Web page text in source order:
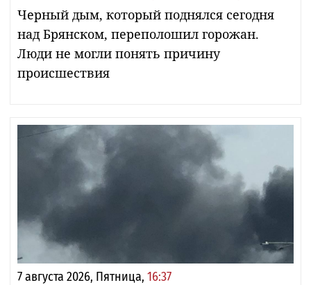
Черный дым, который поднялся сегодня
над Брянском, переполошил горожан.
Люди не могли понять причину
происшествия
7 августа 2026, Пятница, 16:37